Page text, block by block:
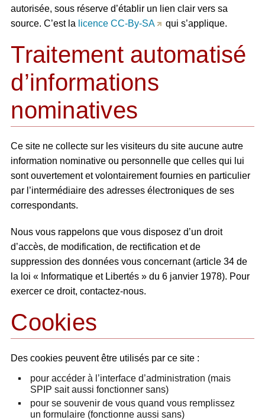
autorisée, sous réserve d’établir un lien clair vers sa
source. C’est la licence CC-By-SA qui s’applique.
Traitement automatisé
d’informations
nominatives
Ce site ne collecte sur les visiteurs du site aucune autre
information nominative ou personnelle que celles qui lui
sont ouvertement et volontairement fournies en particulier
par l’intermédiaire des adresses électroniques de ses
correspondants.
Nous vous rappelons que vous disposez d’un droit
d’accès, de modification, de rectification et de
suppression des données vous concernant (article 34 de
la loi « Informatique et Libertés » du 6 janvier 1978). Pour
exercer ce droit, contactez-nous.
Cookies
Des cookies peuvent être utilisés par ce site :
pour accéder à l’interface d’administration (mais
SPIP sait aussi fonctionner sans)
pour se souvenir de vous quand vous remplissez
un formulaire (fonctionne aussi sans)